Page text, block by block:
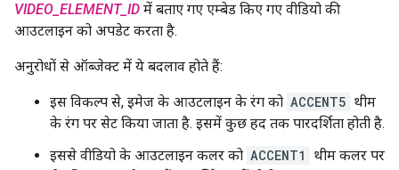
VIDEO_ELEMENT_ID में बताए गए एम्बेड किए गए वीडियो की
आउटलाइन को अपडेट करता है.
अनुरोधों से ऑब्जेक्ट में ये बदलाव होते हैं:
इस विकल्प से, इमेज के आउटलाइन के रंग को ACCENT5 थीम
के रंग पर सेट किया जाता है. इसमें कुछ हद तक पारदर्शिता होती है.
इससे वीडियो के आउटलाइन कलर को ACCENT1
थीम कलर पर